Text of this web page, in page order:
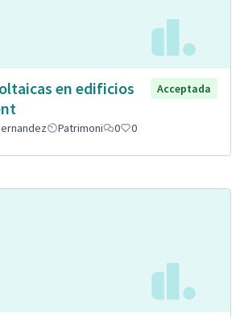
en edificios
Acceptada
Patrimoni 0 0